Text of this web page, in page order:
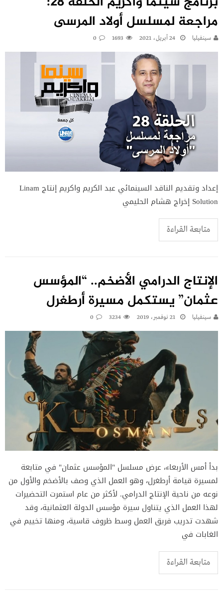
مراجعة لمسلسل أولاد المرسى
سينفيليا 24 أبريل، 2021 1693
0
إعداد وتقديم الناقد السينمائي عبد الكريم واكريم إنتاج Linam
Solution إخراج هشام الحليمي
متابعة القراءة
الإنتاج الدرامي الأضخم.. “المؤسس
عثمان” يستكمل مسيرة أرطغرل
سينفيليا 21 نوفمبر، 2019 3234
0
بدأ أمس الأربعاء، عرض مسلسل "المؤسس عثمان" في متابعة
لمسيرة قيامة أرطغرل، وهو العمل الذي وصف بالأضخم والأول من
نوعه من ناحية الإنتاج الدرامي. لأكثر من عام استمرت التحضيرات
لهذا العمل الذي يتناول سيرة مؤسس الدولة العثمانية، وقد
شهدت تدريب فريق العمل وسط ظروف قاسية، ومنها تخييم في
الغابات في
متابعة القراءة